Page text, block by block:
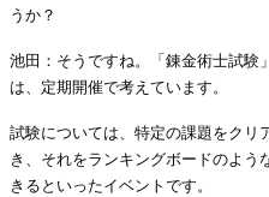
うか？
池田：そうですね。「錬金術士試験
は、定期開催で考えています。
試験については、特定の課題をクリ
き、それをランキングボードのよ
きるといったイベントです。